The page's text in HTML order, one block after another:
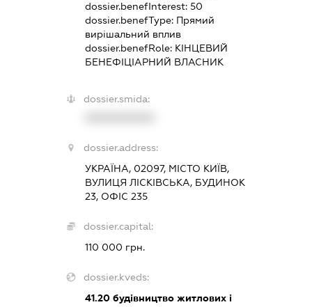
dossier.benefInterest:50
dossier.benefType: Прямий
вирішальний вплив
dossier.benefRole: КІНЦЕВИЙ
БЕНЕФІЦІАРНИЙ ВЛАСНИК
dossier.smida:
dossier.address:
УКРАЇНА, 02097, МІСТО КИЇВ,
ВУЛИЦЯ ЛІСКІВСЬКА, БУДИНОК
23, ОФІС 235
dossier.capital:
110 000 грн.
dossier.kveds:
41.20 будівництво житлових і